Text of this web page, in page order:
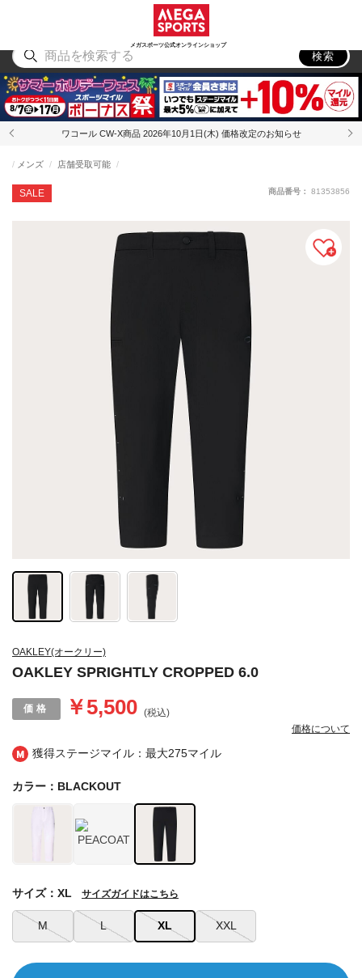
メガスポーツ公式オンラインショップ
アウトドア
検索
ワコール CW-X商品 2026年10月1日(木) 価格改定のお知らせ
獲得ステージマイル：最大275マイル
OAKLEY(オークリー)
OAKLEY SPRIGHTLY CROPPED 6.0
SALE
メンズ 店舗受取可能
￥5,500 (税込)
価格について
商品番号： 81353856
カラー：BLACKOUT
M L XL XXL
サイズ：XL サイズガイドはこちら